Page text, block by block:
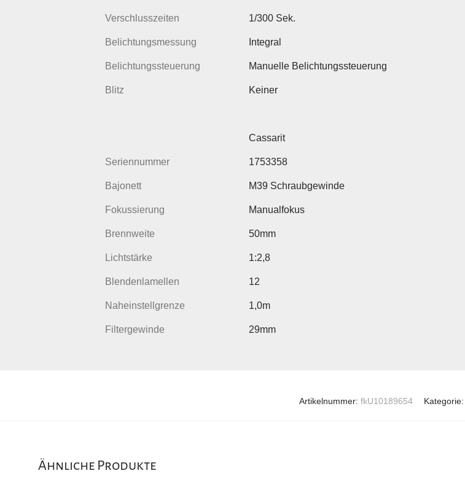
Verschlusszeiten 1/300 Sek.
Belichtungsmessung Integral
Belichtungssteuerung Manuelle Belichtungssteuerung
Blitz Keiner
Cassarit
Seriennummer 1753358
Bajonett M39 Schraubgewinde
Fokussierung Manualfokus
Brennweite 50mm
Lichtstärke 1:2,8
Blendenlamellen 12
Naheinstellgrenze 1,0m
Filtergewinde 29mm
Artikelnummer: fkU10189654 Kategorie:
Ähnliche Produkte